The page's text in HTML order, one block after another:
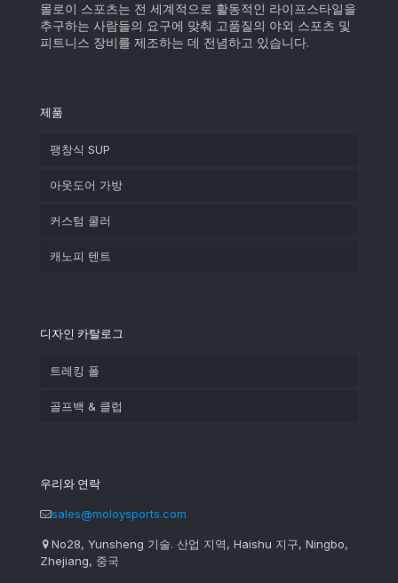
몰로이 스포츠는 전 세계적으로 활동적인 라이프스타일을
추구하는 사람들의 요구에 맞춰 고품질의 야외 스포츠 및
피트니스 장비를 제조하는 데 전념하고 있습니다.
제품
팽창식 SUP
아웃도어 가방
커스텀 쿨러
캐노피 텐트
디자인 카탈로그
트레킹 폴
골프백 & 클럽
우리와 연락
sales@moloysports.com
No28, Yunsheng 기술. 산업 지역, Haishu 지구, Ningbo,
Zhejiang, 중국